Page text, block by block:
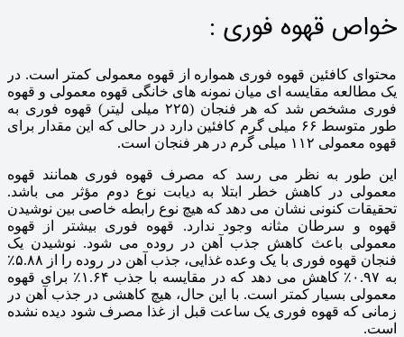
خواص قهوه فوری :
محتوای کافئین قهوه فوری همواره از قهوه معمولی کمتر است. در
یک مطالعه مقایسه ای میان نمونه های خانگی قهوه معمولی و قهوه
فوری مشخص شد که هر فنجان (۲۲۵ میلی لیتر) قهوه فوری به
طور متوسط ۶۶ میلی گرم کافئین دارد در حالی که این مقدار برای
قهوه معمولی ۱۱۲ میلی گرم در هر فنجان است.
این طور به نظر می رسد که مصرف قهوه فوری همانند قهوه
معمولی در کاهش خطر ابتلا به دیابت نوع دوم مؤثر می باشد.
تحقیقات کنونی نشان می دهد که هیچ نوع رابطه خاصی بین نوشیدن
قهوه و سرطان مثانه وجود ندارد. قهوه فوری بیشتر از قهوه
معمولی باعث کاهش جذب آهن در روده می شود. نوشیدن یک
فنجان قهوه فوری با یک وعده غذایی، جذب آهن در روده را از ۵.۸۸٪
به ۰.۹۷٪ کاهش می دهد که در مقایسه با جذب ۱.۶۴٪ برای قهوه
معمولی بسیار کمتر است. با این حال، هیچ کاهشی در جذب آهن در
زمانی که قهوه فوری یک ساعت قبل از غذا مصرف شود دیده نشده
است.